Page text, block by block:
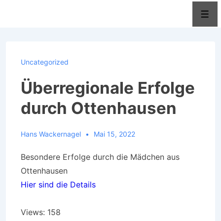
Uncategorized
Überregionale Erfolge
durch Ottenhausen
Hans Wackernagel Mai 15, 2022
Besondere Erfolge durch die Mädchen aus
Ottenhausen
Hier sind die Details
Views: 158